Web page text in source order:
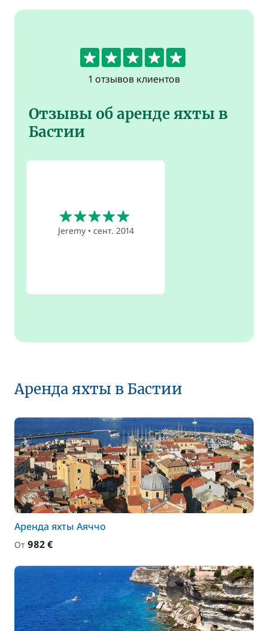
5
1 отзывов клиентов
Отзывы об аренде яхты в
Бастии
Jeremy• сент. 2014
Аренда яхты в Бастии
Аренда яхты Аяччо
От 982 €